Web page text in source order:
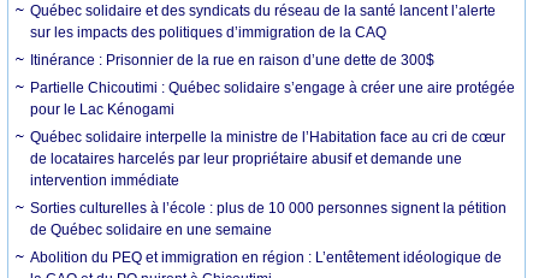
Québec solidaire et des syndicats du réseau de la santé lancent l’alerte
sur les impacts des politiques d’immigration de la CAQ
Itinérance : Prisonnier de la rue en raison d’une dette de 300$
Partielle Chicoutimi : Québec solidaire s’engage à créer une aire protégée
pour le Lac Kénogami
Québec solidaire interpelle la ministre de l’Habitation face au cri de cœur
de locataires harcelés par leur propriétaire abusif et demande une
intervention immédiate
Sorties culturelles à l’école : plus de 10 000 personnes signent la pétition
de Québec solidaire en une semaine
Abolition du PEQ et immigration en région : L’entêtement idéologique de